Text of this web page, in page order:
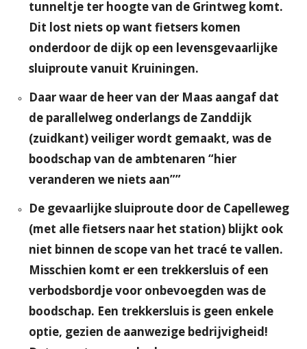
tunneltje ter hoogte van de Grintweg komt.
Dit lost niets op want fietsers komen
onderdoor de dijk op een levensgevaarlijke
sluiproute vanuit Kruiningen.
Daar waar de heer van der Maas aangaf dat
de parallelweg onderlangs de Zanddijk
(zuidkant) veiliger wordt gemaakt, was de
boodschap van de ambtenaren “hier
veranderen we niets aan””
De gevaarlijke sluiproute door de Capelleweg
(met alle fietsers naar het station) blijkt ook
niet binnen de scope van het tracé te vallen.
Misschien komt er een trekkersluis of een
verbodsbordje voor onbevoegden was de
boodschap. Een trekkersluis is geen enkele
optie, gezien de aanwezige bedrijvigheid!